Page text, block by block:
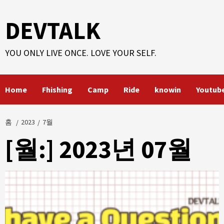
너
뛰
DEVTALK
YOU ONLY LIVE ONCE. LOVE YOUR SELF.
Home Fhishing Camp Ride knowin
홈 2023 7월
[월:] 2023년 07월